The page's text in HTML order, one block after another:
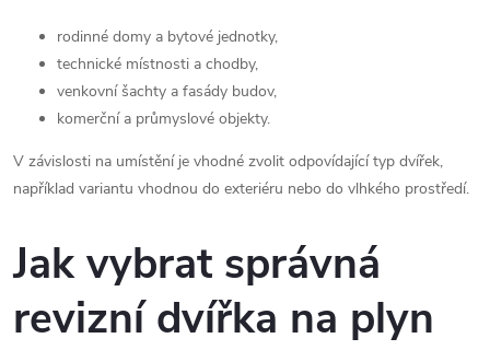
rodinné domy a bytové jednotky,
technické místnosti a chodby,
venkovní šachty a fasády budov,
komerční a průmyslové objekty.
V závislosti na umístění je vhodné zvolit odpovídající typ dvířek,
například variantu vhodnou do exteriéru nebo do vlhkého prostředí.
Jak vybrat správná
revizní dvířka na plyn